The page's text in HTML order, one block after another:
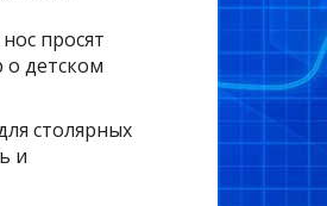
просят
детском
столярных
и